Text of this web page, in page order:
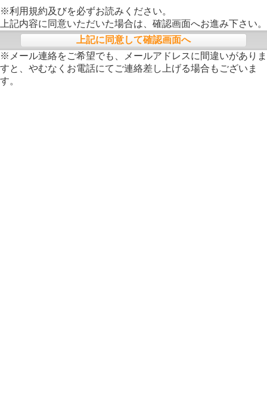
※利用規約及びを必ずお読みください。
上記内容に同意いただいた場合は、確認画面へお進み下さい。
上記に同意して確認画面へ
※メール連絡をご希望でも、メールアドレスに間違いがありま
すと、やむなくお電話にてご連絡差し上げる場合もございま
す。